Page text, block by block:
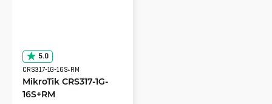
5.0
CRS317-1G-16S+RM
MikroTik CRS317-1G-
16S+RM